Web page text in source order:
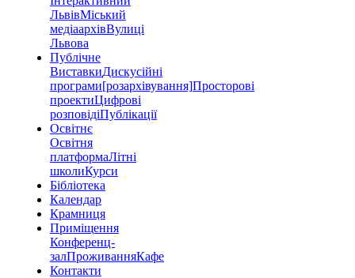
ЛьвівМіський
медіаархівВулиці
Львова
Публічне
ВиставкиДискусійні
програми[розархівування]Просторові
проектиЦифрові
розповідіПублікації
Освітнє
Освітня
платформаЛітні
школиКурси
Бібліотека
Календар
Крамниця
Приміщення
Конференц-
залПроживанняКафе
Контакти